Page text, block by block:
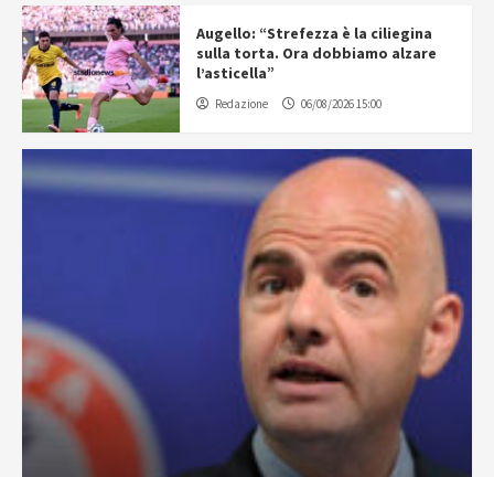
Augello: “Strefezza è la ciliegina
sulla torta. Ora dobbiamo alzare
l’asticella”
Redazione 06/08/2026 15:00